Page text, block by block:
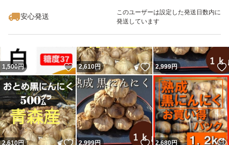
安心発送
このユーザーは設定した発送日数内に
発送しています
1,500円 いいね！
2,610円 いいね！
2,999円
2,610円 2,999円 2,680円